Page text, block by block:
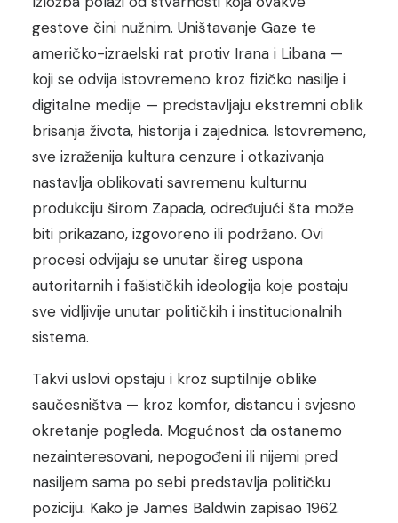
gestove čini nužnim. Uništavanje Gaze te
američko-izraelski rat protiv Irana i Libana —
koji se odvija istovremeno kroz fizičko nasilje i
digitalne medije — predstavljaju ekstremni oblik
brisanja života, historija i zajednica. Istovremeno,
sve izraženija kultura cenzure i otkazivanja
nastavlja oblikovati savremenu kulturnu
produkciju širom Zapada, određujući šta može
biti prikazano, izgovoreno ili podržano. Ovi
procesi odvijaju se unutar šireg uspona
autoritarnih i fašističkih ideologija koje postaju
sve vidljivije unutar političkih i institucionalnih
sistema.
Takvi uslovi opstaju i kroz suptilnije oblike
saučesništva — kroz komfor, distancu i svjesno
okretanje pogleda. Mogućnost da ostanemo
nezainteresovani, nepogođeni ili nijemi pred
nasiljem sama po sebi predstavlja političku
poziciju. Kako je James Baldwin zapisao 1962.